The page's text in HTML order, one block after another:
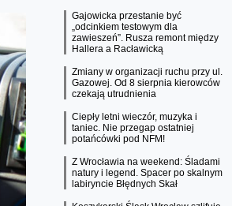
Gajowicka przestanie być
„odcinkiem testowym dla
zawieszeń”. Rusza remont między
Hallera a Racławicką
Zmiany w organizacji ruchu przy ul.
Gazowej. Od 8 sierpnia kierowców
czekają utrudnienia
Ciepły letni wieczór, muzyka i
taniec. Nie przegap ostatniej
potańcówki pod NFM!
Z Wrocławia na weekend: Śladami
natury i legend. Spacer po skalnym
labiryncie Błędnych Skał